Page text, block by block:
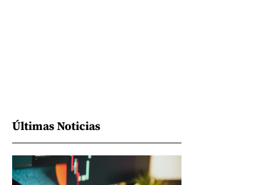
Últimas Noticias